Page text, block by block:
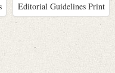
Editorial Guidelines Print